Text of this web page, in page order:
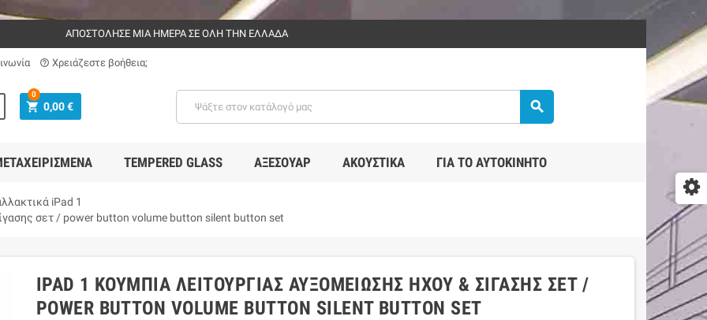
ΑΠΟΣΤΟΛΗΣΕ ΜΙΑ ΗΜΕΡΑ ΣΕ ΟΛΗ ΤΗΝ ΕΛΛΑΔΑ
help_outline Χρειάζεστε βοήθεια;
shopping_cart 0,00 €
0
search
TEMPERED GLASS ΑΞΕΣΟΥΆΡ ΑΚΟΥΣΤΙΚΆ ΓΙΑ ΤΟ ΑΥΤΟΚΊΝΗΤΟ
iPad 1
σετ / power button volume button silent button set
IPAD 1 ΚΟΥΜΠΙΆ ΛΕΙΤΟΥΡΓΊΑΣ ΑΥΞΟΜΕΊΩΣΗΣ ΉΧΟΥ & ΣΊΓΑΣΗΣ ΣΕΤ /
POWER BUTTON VOLUME BUTTON SILENT BUTTON SET